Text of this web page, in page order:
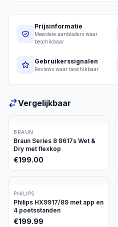
Prijsinformatie
Meerdere aanbieders waar
beschikbaar
Gebruikerssignalen
Reviews waar beschikbaar
Vergelijkbaar
BRAUN
Braun Series 8 8617s Wet &
Dry met flexkop
€199.00
PHILIPS
Philips HX9917/89 met app en
4 poetsstanden
€199.99